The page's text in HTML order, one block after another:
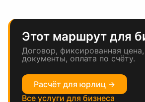
Этот маршрут для
Договор, фиксированная
документы, оплата по счёту.
Расчёт для юрлиц →
Все услуги для бизнеса